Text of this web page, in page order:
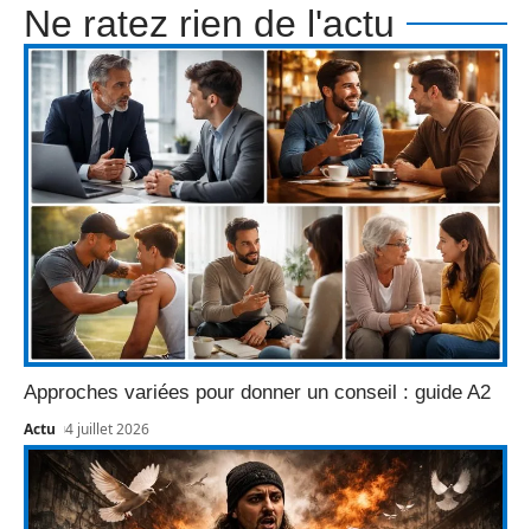
Ne ratez rien de l'actu
Approches variées pour donner un conseil : guide A2
Actu 4 juillet 2026